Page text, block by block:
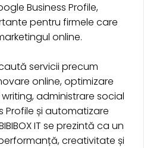
Business Profile,
pentru firmele care
online.
servicii precum
online, optimizare
administrare social
Profile și automatizare
IT se prezintă ca un
creativitate și